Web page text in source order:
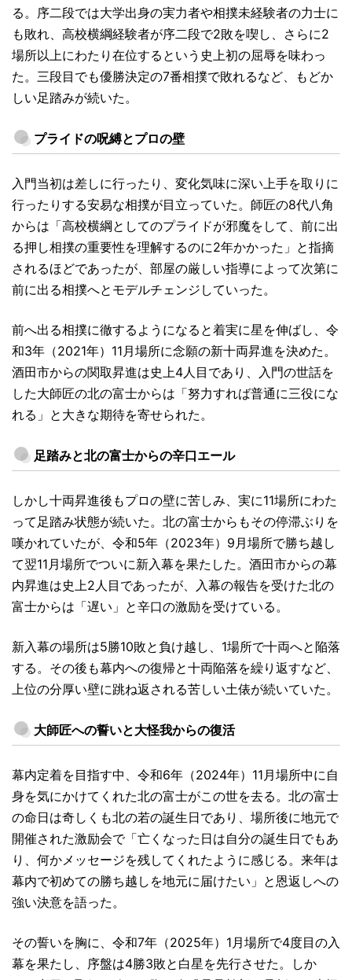
る。序二段では大学出身の実力者や相撲未経験者の力士に
も敗れ、高校横綱経験者が序二段で2敗を喫し、さらに2
場所以上にわたり在位するという史上初の屈辱を味わっ
た。三段目でも優勝決定の7番相撲で敗れるなど、もどか
しい足踏みが続いた。
プライドの呪縛とプロの壁
入門当初は差しに行ったり、変化気味に深い上手を取りに
行ったりする安易な相撲が目立っていた。師匠の8代八角
からは「高校横綱としてのプライドが邪魔をして、前に出
る押し相撲の重要性を理解するのに2年かかった」と指摘
されるほどであったが、部屋の厳しい指導によって次第に
前に出る相撲へとモデルチェンジしていった。
前へ出る相撲に徹するようになると着実に星を伸ばし、令
和3年（2021年）11月場所に念願の新十両昇進を決めた。
酒田市からの関取昇進は史上4人目であり、入門の世話を
した大師匠の北の富士からは「努力すれば普通に三役にな
れる」と大きな期待を寄せられた。
足踏みと北の富士からの辛口エール
しかし十両昇進後もプロの壁に苦しみ、実に11場所にわた
って足踏み状態が続いた。北の富士からもその停滞ぶりを
嘆かれていたが、令和5年（2023年）9月場所で勝ち越し
て翌11月場所でついに新入幕を果たした。酒田市からの幕
内昇進は史上2人目であったが、入幕の報告を受けた北の
富士からは「遅い」と辛口の激励を受けている。
新入幕の場所は5勝10敗と負け越し、1場所で十両へと陥落
する。その後も幕内への復帰と十両陥落を繰り返すなど、
上位の分厚い壁に跳ね返される苦しい土俵が続いていた。
大師匠への誓いと大怪我からの復活
幕内定着を目指す中、令和6年（2024年）11月場所中に自
身を気にかけてくれた北の富士がこの世を去る。北の富士
の命日は奇しくも北の若の誕生日であり、場所後に地元で
開催された激励会で「亡くなった日は自分の誕生日でもあ
り、何かメッセージを残してくれたように感じる。来年は
幕内で初めての勝ち越しを地元に届けたい」と恩返しへの
強い決意を語った。
その誓いを胸に、令和7年（2025年）1月場所で4度目の入
幕を果たし、序盤は4勝3敗と白星を先行させた。しか